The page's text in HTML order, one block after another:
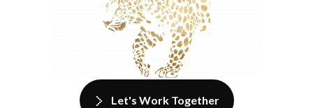
Let's Work Together